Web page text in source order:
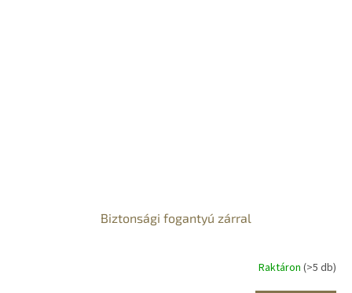
Biztonsági fogantyú zárral
Raktáron (>5 db)